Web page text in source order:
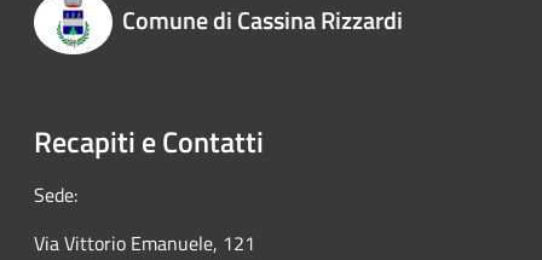
Comune di Cassina Rizzardi
Recapiti e Contatti
Sede:
Via Vittorio Emanuele, 121